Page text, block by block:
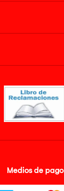
Medios de pago